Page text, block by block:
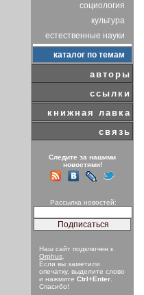
социология
культура
естественные науки
каталог по темам
авторы
ссылки
книжная лавка
связь
Следите за нашими
новостями!
Рассылка новостей:
Наш сайт подключен к
Orphus
Если вы заметили
опечатку, выделите слово
и нажмите Ctrl+Enter
Спасибо!